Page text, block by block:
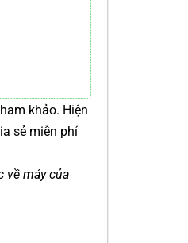
khảo. Hiện
sẻ miễn phí
về máy của